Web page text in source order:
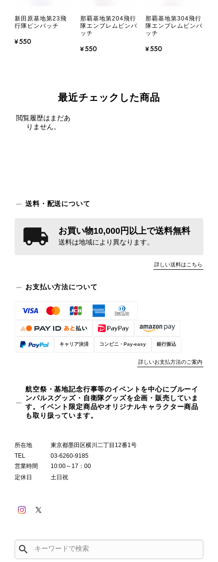
新田原基地第23飛
行隊ピンバッチ
¥550
那覇基地第204飛行
隊エンブレムピンバ
ッチ
¥550
那覇基地第304飛行
隊エンブレムピンバ
ッチ
¥550
最近チェックした商品
閲覧履歴はまだあ
りません。
送料・配送について
お買い物10,000円以上で送料無料
送料は地域により異なります。
詳しい送料はこちら
お支払い方法について
キャリア決済 コンビニ・Pay-easy 銀行振込
詳しいお支払方法のご案内
航空祭・基地記念行事等のイベントを中心にブルーイ
ンパルスグッズ・自衛隊グッズを企画・販売していま
す。イベント限定商品やオリジナルキャラクター商品
も取り扱っています。
所在地
東京都墨田区横川二丁目12番1号
TEL
03-6260-9185
営業時間
10:00～17：00
定休日
土日祝
search